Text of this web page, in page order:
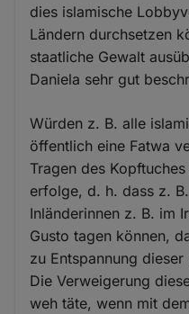
dies islamische
Ländern durchsetzen
staatliche Gewalt
Daniela sehr gut
Würden z. B. alle
öffentlich eine Fatwa
Tragen des
erfolge, d. h. dass z.
Inländerinnen z. B. im
Gusto tagen können,
zu Entspannung
Die Verweigerung
weh täte, wenn mit